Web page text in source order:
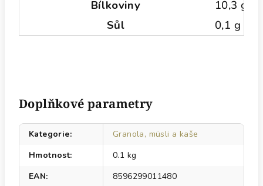
Bílkoviny
10,3 g
Sůl
0,1 g
Doplňkové parametry
Kategorie:
Granola, müsli a kaše
Hmotnost:
0.1 kg
EAN:
8596299011480